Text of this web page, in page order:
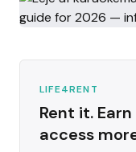
LIFE4RENT
Rent it.
access